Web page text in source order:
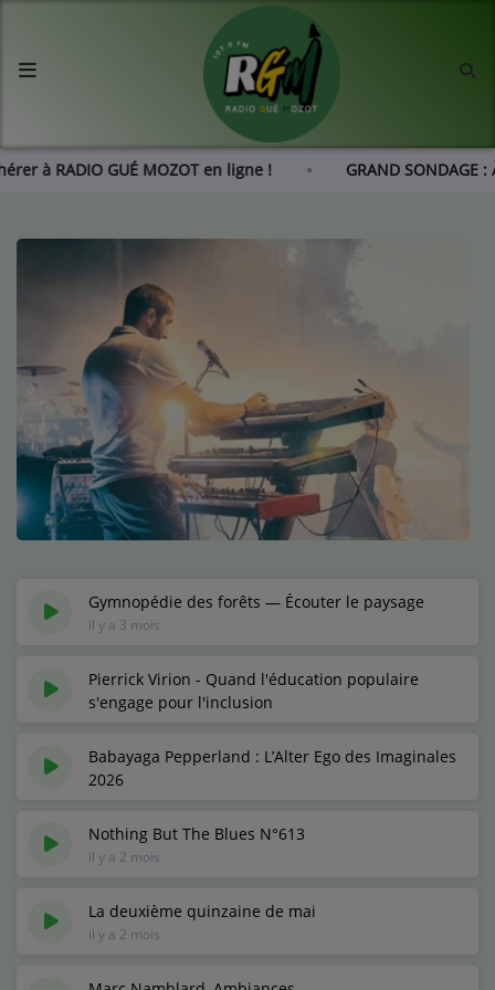
à RADIO GUÉ MOZOT en ligne ! GRAND
Agenda
L'histoire de RGM
Emissions
Equipes
Médias
Podcasts
Dédicaces
Jeux Concours
Contact
Gymnopédie des forêts — Écouter le paysage
il y a 3 mois
Pierrick Virion - Quand l'éducation populaire
s'engage pour l'inclusion
Babayaga Pepperland : L’Alter Ego des Imaginales
2026
Nothing But The Blues N°613
il y a 2 mois
La deuxième quinzaine de mai
il y a 2 mois